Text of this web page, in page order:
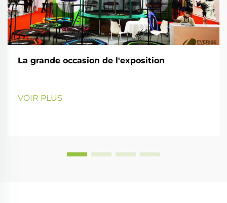
La grande occasion de l'exposition
VOIR PLUS